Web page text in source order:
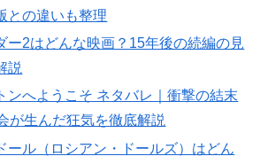
との違いも整理
ー2はどんな映画？15年後の続編の見
説
ンへようこそ ネタバレ｜衝撃の結末
が生んだ狂気を徹底解説
ール（ロシアン・ドールズ）はどん